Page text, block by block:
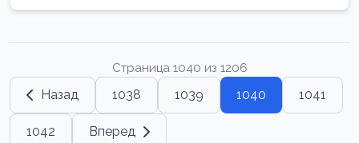
Страница 1040 из 1206
Назад 1038 1039 1040 1041
1042 Вперед